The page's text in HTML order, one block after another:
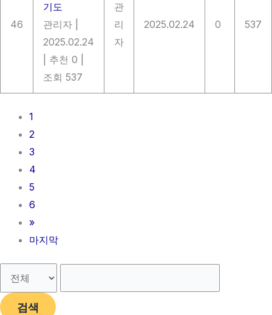
46
기도
관리자
2025.02.24
추천 0
조회 537
관
리
자
2025.02.24 0 537
1
2
3
4
5
6
»
마지막
검색